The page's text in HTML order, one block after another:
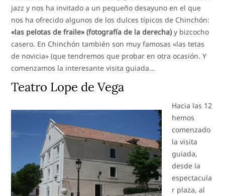
jazz y nos ha invitado a un pequeño desayuno en el que
nos ha ofrecido algunos de los dulces típicos de Chinchón:
«las pelotas de fraile» (fotografía de la derecha)y bizcocho
casero. En Chinchón también son muy famosas «las tetas
de novicia» (que tendremos que probar en otra ocasión. Y
comenzamos la interesante visita guiada…
Teatro Lope de Vega
Hacia las 12
hemos
comenzado
la visita
guiada,
desde la
espectacula
r plaza, al